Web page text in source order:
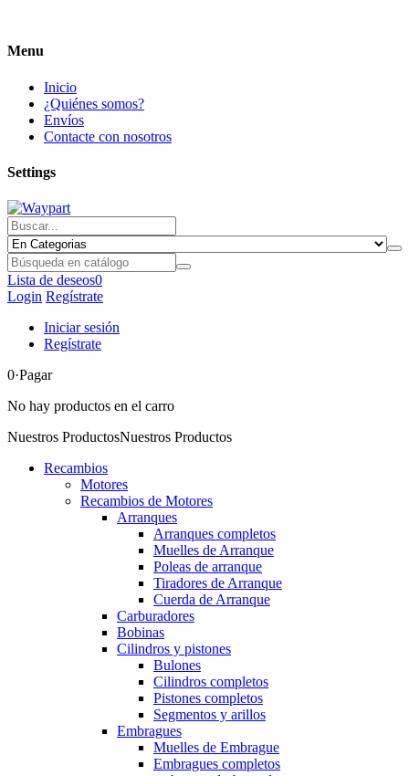
Menu
Inicio
¿Quiénes somos?
Envíos
Contacte con nosotros
Settings
Lista de deseos0
Login Regístrate
Iniciar sesión
Regístrate
0·Pagar
No hay productos en el carro
Nuestros ProductosNuestros Productos
Recambios
Motores
Recambios de Motores
Arranques
Arranques completos
Muelles de Arranque
Poleas de arranque
Tiradores de Arranque
Cuerda de Arranque
Carburadores
Bobinas
Cilindros y pistones
Bulones
Cilindros completos
Pistones completos
Segmentos y arillos
Embragues
Muelles de Embrague
Embragues completos